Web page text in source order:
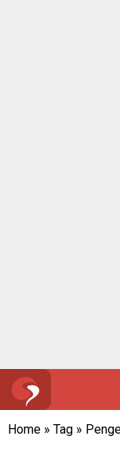
Home » Tag »